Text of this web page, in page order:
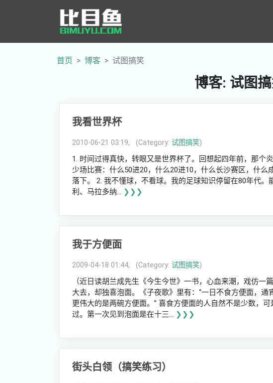
首页 博客 试图搞笑
博客: 试图
我看世界杯
2010-06-21 03:19, (Category: 试图搞笑)
1. 时间过得真快，转眼又是世界杯了。回想起四年前，那个
少场比赛：什么50进20，什么20进10，什么长沙赛区，什
落下。 2. 我不懂球，不看球。我的足球知识停留在80年代
利、马拉多纳... ❯❯❯
我于方便面
2009-04-18 01:44, (Category: 试图搞笑)
（近日读胡兰成先生《今生今世》一书，心血来潮，戏仿一
大去，却独喜泡面。《子夜歌》里有：“一日不食方便面，通
更伟大的是两碗方便面。” 喜食方便面的人自然不是少数，
过。第一次见到泡面是在十三... ❯❯❯
街头白领（搞笑练习）